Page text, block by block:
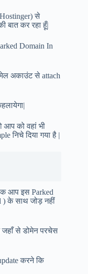
से
बात कर रहा हूँ|
Domain In
अकाउंट से attach
को वहां भी
निचे दिया गया है |
आप इस Parked
) के साथ जोड़ नहीं
से डोमेन परचेस
करने कि